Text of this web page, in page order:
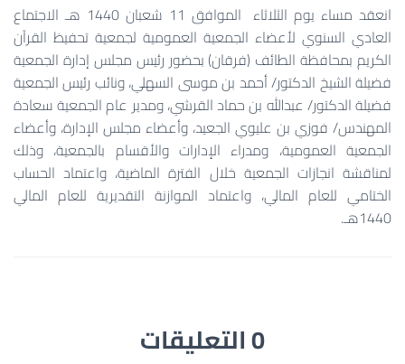
انعقد مساء يوم الثلاثاء الموافق 11 شعبان 1440 هـ الاجتماع
العادي السنوي لأعضاء الجمعية العمومية لجمعية تحفيظ القرآن
الكريم بمحافظة الطائف (فرقان) بحضور رئيس مجلس إدارة الجمعية
فضيلة الشيخ الدكتور/ أحمد بن موسى السهلي، ونائب رئيس الجمعية
فضيلة الدكتور/ عبدالله بن حماد القرشي، ومدير عام الجمعية سعادة
المهندس/ فوزي بن عليوي الجعيد، وأعضاء مجلس الإدارة، وأعضاء
الجمعية العمومية، ومدراء الإدارات والأقسام بالجمعية، وذلك
لمناقشة انجازات الجمعية خلال الفترة الماضية، واعتماد الحساب
الختامي للعام المالي، واعتماد الموازنة التقديرية للعام المالي
1440هـ.
0 التعليقات